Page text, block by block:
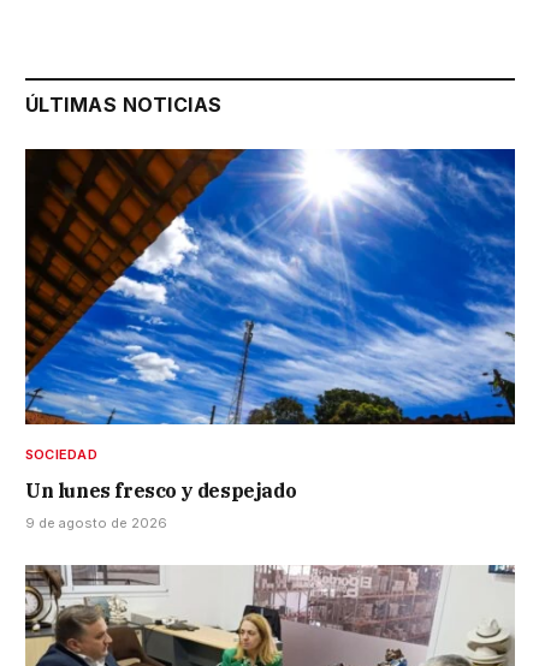
ÚLTIMAS NOTICIAS
SOCIEDAD
Un lunes fresco y despejado
9 de agosto de 2026